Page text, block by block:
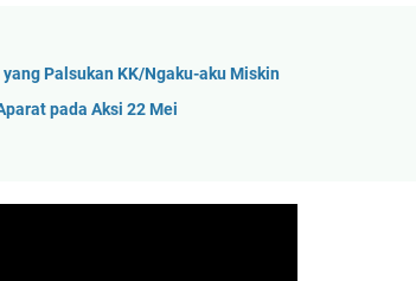
Palsukan KK/Ngaku-aku Miskin
pada Aksi 22 Mei